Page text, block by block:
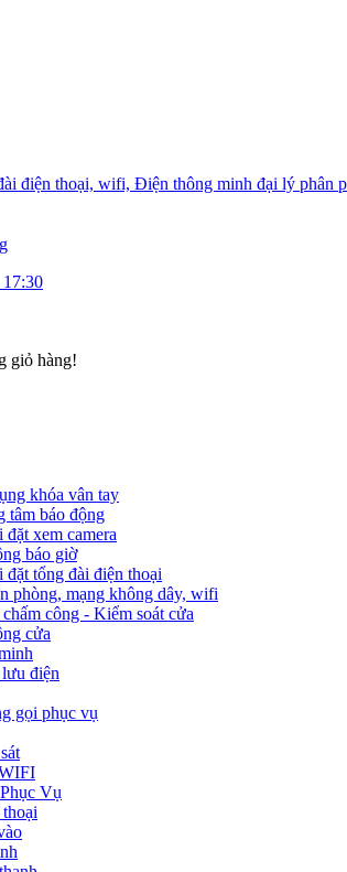
giỏ hàng!
khóa vân tay
tâm báo động
xem camera
báo giờ
tổng đài điện thoại
phòng, mạng không dây, wifi
công - Kiểm soát cửa
cửa
điện
gọi phục vụ
Vụ